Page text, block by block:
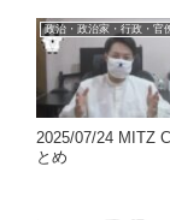
政治・政治家・行政・官
2025/07/24 MITZ
とめ